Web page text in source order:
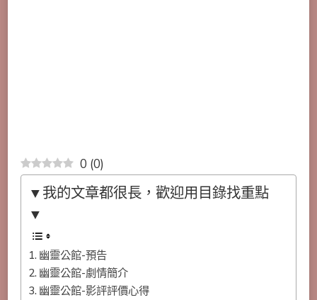
0 (0)
▼我的文章都很長，歡迎用目錄找重點
▼
幽靈公館-預告
幽靈公館-劇情簡介
幽靈公館-影評評價心得